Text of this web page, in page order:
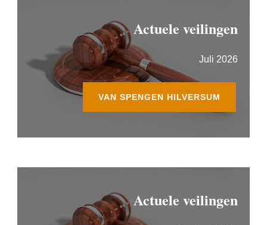
Actuele veilingen
Juli 2026
VAN SPENGEN HILVERSUM
Actuele veilingen